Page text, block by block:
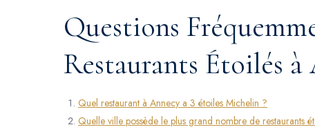
Questions
Restaurants Étoilés
Quel restaurant à Annecy a 3 étoiles Michelin ?
Quelle ville possède le plus grand nombre de restaurants